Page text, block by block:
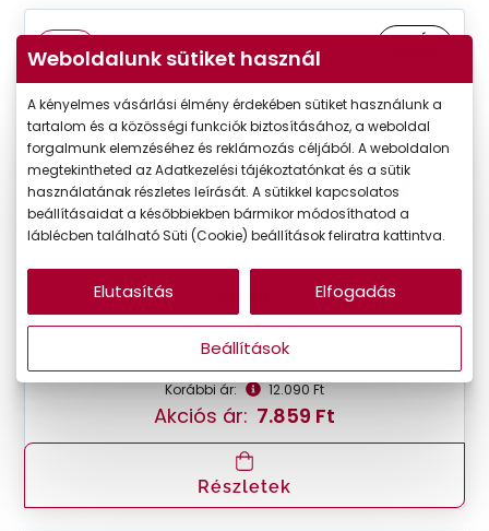
VIRTUÁLIS
SNSF0025 VVG0
Készleten
Korábbi ár: 12.090 Ft
Akciós ár: 7.859 Ft
Részletek
Weboldalunk sütiket használ
A kényelmes vásárlási élmény érdekében sütiket használunk a
tartalom és a közösségi funkciók biztosításához, a weboldal
forgalmunk elemzéséhez és reklámozás céljából. A weboldalon
megtekintheted az Adatkezelési tájékoztatónkat és a sütik
használatának részletes leírását. A sütikkel kapcsolatos
beállításaidat a későbbiekben bármikor módosíthatod a
láblécben található Süti (Cookie) beállítások feliratra kattintva.
Beállítások
Elutasítás Elfogadás